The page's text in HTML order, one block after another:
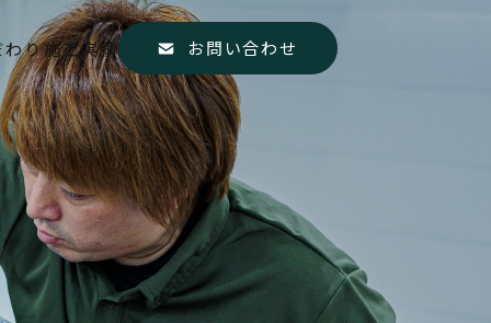
わり施工実績 お問い合わせ